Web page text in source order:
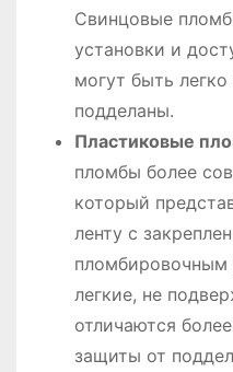
Свинцовые
установки и
могут быть
подделаны.
Пластиковые
пломбы более
который
ленту с
пломбировочным
легкие, не
отличаются
защиты от